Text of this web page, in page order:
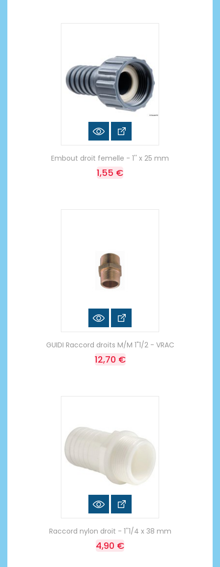
Embout droit femelle - 1'' x 25 mm
1,55 €
GUIDI Raccord droits M/M 1"1/2 - VRAC
12,70 €
Raccord nylon droit - 1''1/4 x 38 mm
4,90 €